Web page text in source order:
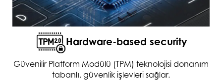
Hardware-based security
Güvenilir Platform Modülü (TPM) teknolojisi donanım
tabanlı, güvenlik işlevleri sağlar.